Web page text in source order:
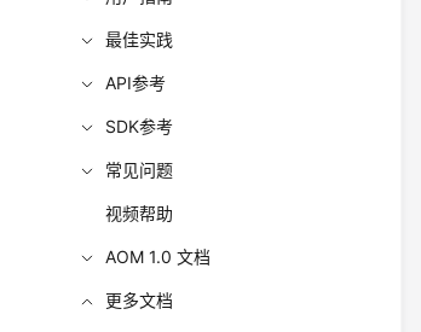
最佳实践
API参考
SDK参考
常见问题
视频帮助
AOM 1.0 文档
更多文档